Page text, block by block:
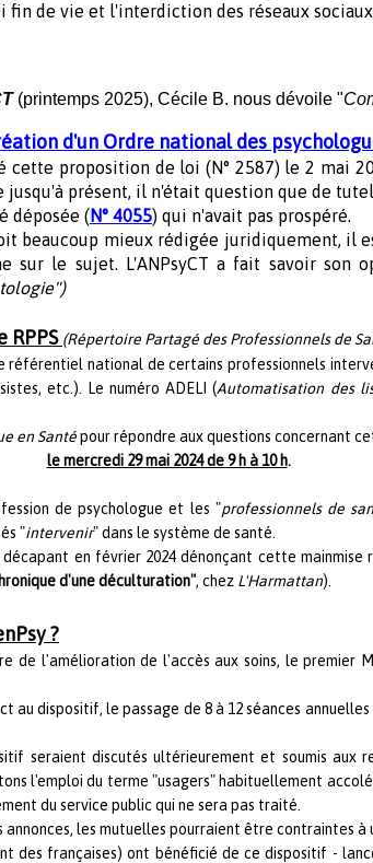
de vie et l'interdiction des réseaux sociaux
(printemps 2025), Cécile B. nous dévoile "
d'un Ordre national des
cette proposition de loi (N° 2587) le 2 mai
présent, il n'était question que de
déposée (N° 4055) qui n'avait pas prospéré.
beaucoup mieux rédigée juridiquement, il
sur le sujet. L'ANPsyCT a fait savoir son
RPPS (Répertoire Partagé des Professionnels de
référentiel national de certains professionnels
etc.). Le numéro ADELI (Automatisation des
en Santépour répondre aux questions concernant
le mercredi 29 mai 2024 de 9 h à 10 h.
de psychologue et les "professionnels de
"intervenir" dans le système de santé.
en février 2024 dénonçant cette
d'une déculturation", chez L'Harmattan).
?
de l'amélioration de l'accès aux soins, le premier
au dispositif, le passage de 8 à 12 séances
seraient discutés ultérieurement et soumis aux
l'emploi du terme "usagers" habituellement
du service public qui ne sera pas traité.
les mutuelles pourraient être contraintes à
des françaises) ont bénéficié de ce dispositif -